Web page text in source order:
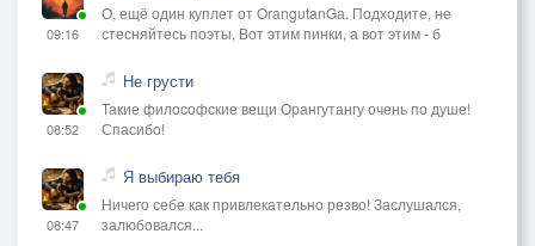
09:16
О, ещё один куплет от OrangutanGа. Подходите, не
стесняйтесь поэты, Вот этим пинки, а вот этим - б
08:52
Не грусти
Такие философские вещи Орангутангу очень по душе!
Спасибо!
08:47
Я выбираю тебя
Ничего себе как привлекательно резво! Заслушался,
залюбовался...